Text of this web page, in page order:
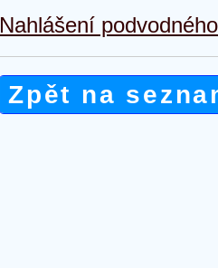
Nahlášení
Zpět na